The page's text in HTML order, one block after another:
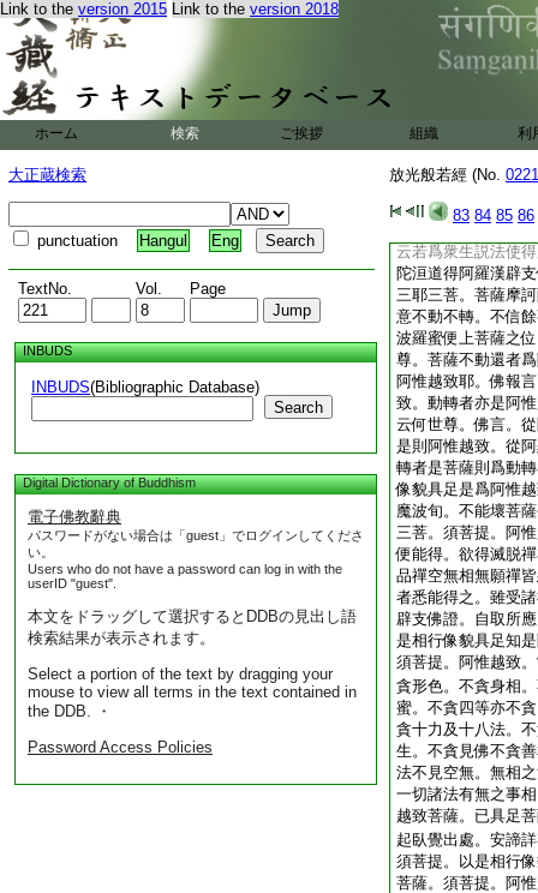
Link to the version 2015 Link to the version 2018
ホーム 検索 ご挨拶 組織 利
大正蔵検索
punctuation Hangul Eng
TextNo. Vol. Page
INBUDS
INBUDS(Bibliographic Database)
Search
Digital Dictionary of Buddhism
電子佛教辭典
パスワードがない場合は「guest」でログインしてくださ
い。
Users who do not have a password can log in with the
userID "guest".
本文をドラッグして選択するとDDBの見出し語
検索結果が表示されます。
Select a portion of the text by dragging your
mouse to view all terms in the text contained in
the DDB. ・
Password Access Policies
放光般若經 (No.
83 84 85 86
佛告須菩提。彼魔
者與虚空等。有無
空。於空無之法初
得空無之法。甫當
是皆魔事非三耶三
卿作是意者。卿將
善男子善女人若聞
魔事。魔欲壞我阿
法有無之事雖與空
云若爲衆生説法使
陀洹道得阿羅漢辟
三耶三菩。菩薩摩
意不動不轉。不信
波羅蜜便上菩薩之
尊。菩薩不動還者
阿惟越致耶。佛報
致。動轉者亦是阿
云何世尊。佛言。
是則阿惟越致。從
轉者是菩薩則爲動
像貌具足是爲阿惟
魔波旬。不能壞菩
三菩。須菩提。阿
便能得。欲得滅脱
品禪空無相無願禪
者悉能得之。雖受
辟支佛證。自取所
是相行像貌具足知
須菩提。阿惟越致
貪形色。不貪身相
蜜。不貪四等亦不
貪十力及十八法。
生。不貪見佛不貪
法不見空無。無相
一切諸法有無之事
越致菩薩。已具足
起臥覺出處。安諦
須菩提。以是相行
菩薩。須菩提。阿